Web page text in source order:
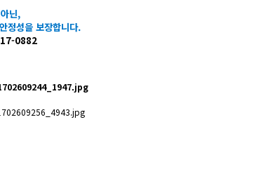
닌,
정성을 보장합니다.
0882